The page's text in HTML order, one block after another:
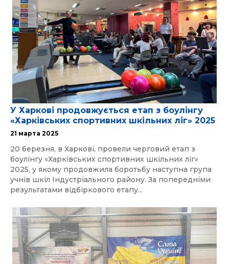
У Харкові продовжується етап з боулінгу
«Харківських спортивних шкільних ліг» 2025
21 марта 2025
20 березня, в Харкові, провели черговий етап з
боулінгу «Харківських спортивних шкільних ліг»
2025, у якому продовжила боротьбу наступна група
учнів шкіл Індустріального району. За попередніми
результатами відбіркового етапу...